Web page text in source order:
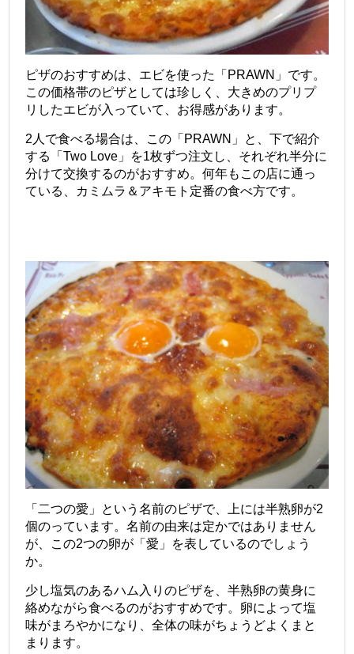
ピザのおすすめは、エビを使った「PRAWN」です。
この価格帯のピザとしては珍しく、大きめのプリプ
リしたエビが入っていて、お得感があります。
2人で食べる場合は、この「PRAWN」と、下で紹介
する「Two Love」を1枚ずつ注文し、それぞれ半分に
分けて交換するのがおすすめ。何年もこの店に通っ
ている、カミムラ＆アキモト定番の食べ方です。
「二つの愛」という名前のピザで、上には半熟卵が2
個のっています。名前の由来は定かではありません
が、この2つの卵が「愛」を表しているのでしょう
か。
少し塩気のあるハム入りのピザを、半熟卵の黄身に
絡めながら食べるのがおすすめです。卵によって塩
味がまろやかになり、全体の味がちょうどよくまと
まります。